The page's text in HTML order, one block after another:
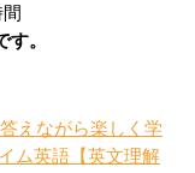
。
えながら楽しく学
ム英語【英文理解